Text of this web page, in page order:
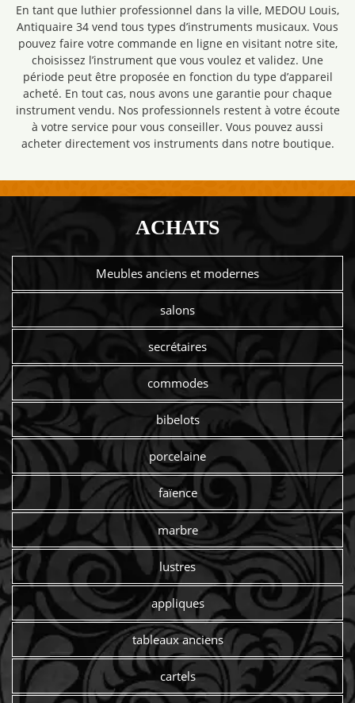
En tant que luthier professionnel dans la ville, MEDOU Louis,
Antiquaire 34 vend tous types d’instruments musicaux. Vous
pouvez faire votre commande en ligne en visitant notre site,
choisissez l’instrument que vous voulez et validez. Une
période peut être proposée en fonction du type d’appareil
acheté. En tout cas, nous avons une garantie pour chaque
instrument vendu. Nos professionnels restent à votre écoute
à votre service pour vous conseiller. Vous pouvez aussi
acheter directement vos instruments dans notre boutique.
ACHATS
Meubles anciens et modernes
salons
secrétaires
commodes
bibelots
porcelaine
faïence
marbre
lustres
appliques
tableaux anciens
cartels